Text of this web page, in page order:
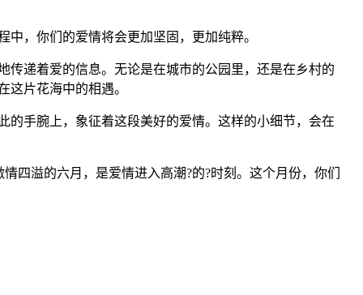
，你们的爱情将会更加坚固，更加纯粹。
传递着爱的信息。无论是在城市的公园里，还是在乡村的
片花海中的相遇。
的手腕上，象征着这段美好的爱情。这样的小细节，会在
四溢的六月，是爱情进入高潮?的?时刻。这个月份，你们